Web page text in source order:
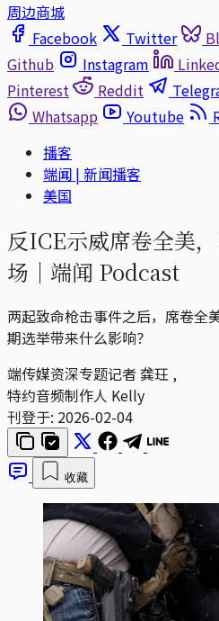
周边商城
Facebook
Twitter
Github
Instagram
Pinterest
Reddit
Whatsapp
Youtube
播客
端闻 | 新闻播客
美国
反ICE示威席卷全美
场｜端闻 Podcast
两起致命枪击事件之后，席卷全
期选举带来什么影响？
端传媒资深专题记者 龚玨 ,
特约音频制作人 Kelly
刊登于: 2026-02-04
收藏